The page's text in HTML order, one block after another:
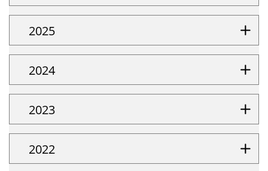
2025
2024
2023
2022